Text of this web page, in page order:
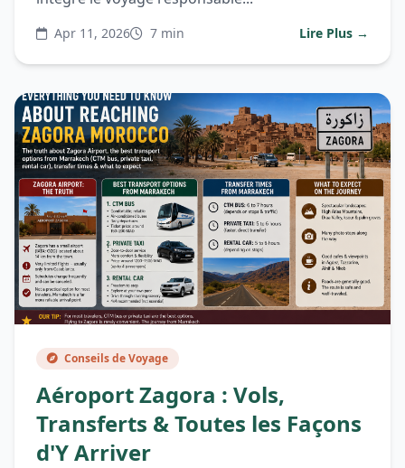
Apr 11, 2026 7 min Lire Plus →
Conseils de Voyage
Aéroport Zagora : Vols,
Transferts & Toutes les Façons
d'Y Arriver